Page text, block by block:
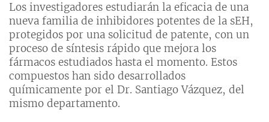
Los investigadores estudiarán la eficacia de una
nueva familia de inhibidores potentes de la sEH,
protegidos por una solicitud de patente, con un
proceso de síntesis rápido que mejora los
fármacos estudiados hasta el momento. Estos
compuestos han sido desarrollados
químicamente por el Dr. Santiago Vázquez, del
mismo departamento.